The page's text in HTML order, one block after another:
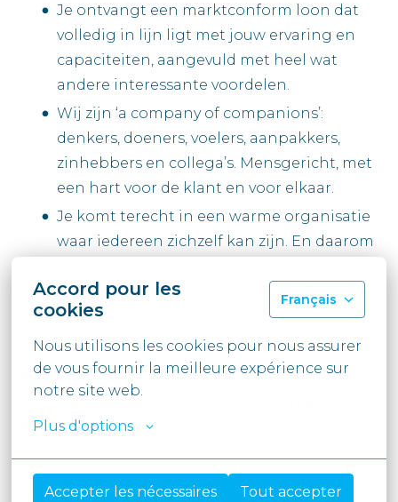
Accord pour les
cookies
Français
Nous utilisons les cookies pour nous assurer
de vous fournir la meilleure expérience sur
notre site web.
Plus d'options
Accepter les nécessaires Tout accepter
Je ontvangt een marktconform loon dat
volledig in lijn ligt met jouw ervaring en
capaciteiten, aangevuld met heel wat
andere interessante voordelen.
Wij zijn ‘a company of companions’:
denkers, doeners, voelers, aanpakkers,
zinhebbers en collega’s. Mensgericht, met
een hart voor de klant en voor elkaar.
Je komt terecht in een warme organisatie
waar iedereen zichzelf kan zijn. En daarom
een goede werkplek en
“a Great Place to
Work”
Nog Moore over ons op www.moore.be
accountancy ?